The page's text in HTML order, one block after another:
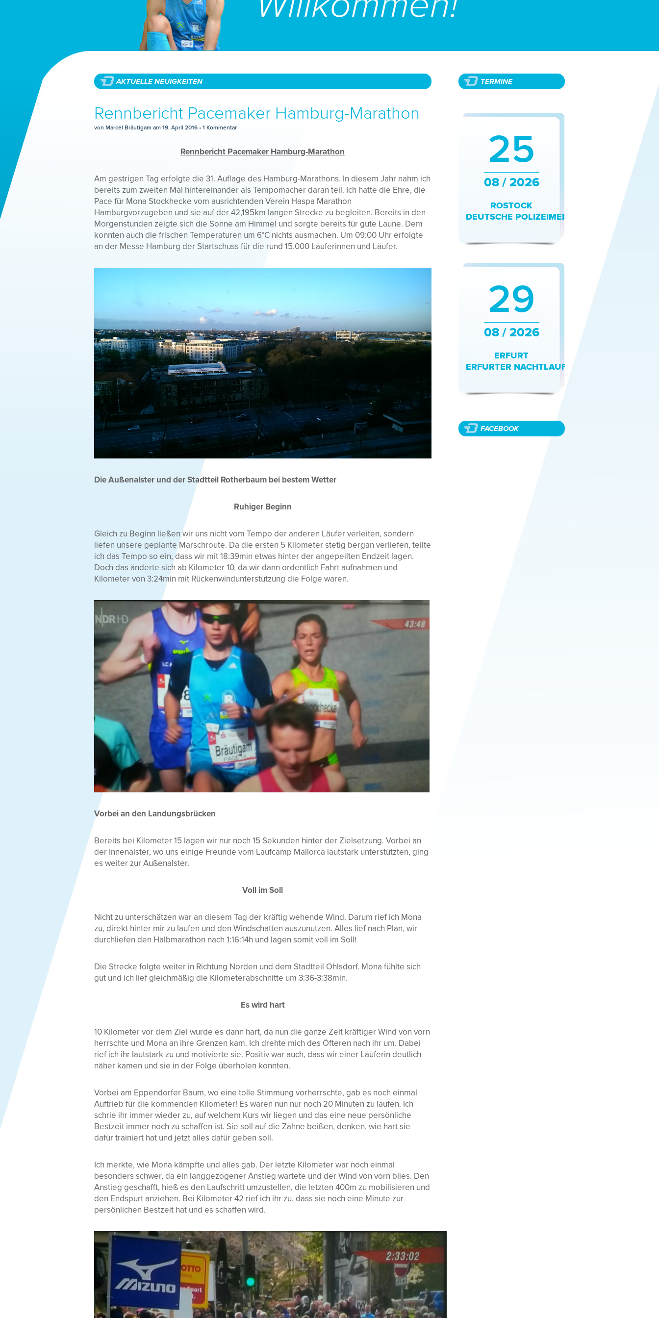
AKTUELLE NEUIGKEITEN
Rennbericht Pacemaker Hamburg-Marathon
von Marcel Bräutigam am 19. April 2016 • 1 Kommentar
Rennbericht Pacemaker Hamburg-Marathon
Am gestrigen Tag erfolgte die 31. Auflage des Hamburg-Marathons. In diesem Jahr nahm ich
bereits zum zweiten Mal hintereinander als Tempomacher daran teil. Ich hatte die Ehre, die
Pace für Mona Stockhecke vom ausrichtenden Verein Haspa Marathon
Hamburgvorzugeben und sie auf der 42,195km langen Strecke zu begleiten. Bereits in den
Morgenstunden zeigte sich die Sonne am Himmel und sorgte bereits für gute Laune. Dem
konnten auch die frischen Temperaturen um 6°C nichts ausmachen. Um 09:00 Uhr erfolgte
an der Messe Hamburg der Startschuss für die rund 15.000 Läuferinnen und Läufer.
Die Außenalster und der Stadtteil Rotherbaum bei bestem Wetter
Ruhiger Beginn
Gleich zu Beginn ließen wir uns nicht vom Tempo der anderen Läufer verleiten, sondern
liefen unsere geplante Marschroute. Da die ersten 5 Kilometer stetig bergan verliefen, teilte
ich das Tempo so ein, dass wir mit 18:39min etwas hinter der angepeilten Endzeit lagen.
Doch das änderte sich ab Kilometer 10, da wir dann ordentlich Fahrt aufnahmen und
Kilometer von 3:24min mit Rückenwindunterstützung die Folge waren.
Vorbei an den Landungsbrücken
Bereits bei Kilometer 15 lagen wir nur noch 15 Sekunden hinter der Zielsetzung. Vorbei an
der Innenalster, wo uns einige Freunde vom Laufcamp Mallorca lautstark unterstützten, ging
es weiter zur Außenalster.
Voll im Soll
Nicht zu unterschätzen war an diesem Tag der kräftig wehende Wind. Darum rief ich Mona
zu, direkt hinter mir zu laufen und den Windschatten auszunutzen. Alles lief nach Plan, wir
durchliefen den Halbmarathon nach 1:16:14h und lagen somit voll im Soll!
Die Strecke folgte weiter in Richtung Norden und dem Stadtteil Ohlsdorf. Mona fühlte sich
gut und ich lief gleichmäßig die Kilometerabschnitte um 3:36-3:38min.
Es wird hart
10 Kilometer vor dem Ziel wurde es dann hart, da nun die ganze Zeit kräftiger Wind von vorn
herrschte und Mona an ihre Grenzen kam. Ich drehte mich des Öfteren nach ihr um. Dabei
rief ich ihr lautstark zu und motivierte sie. Positiv war auch, dass wir einer Läuferin deutlich
näher kamen und sie in der Folge überholen konnten.
Vorbei am Eppendorfer Baum, wo eine tolle Stimmung vorherrschte, gab es noch einmal
Auftrieb für die kommenden Kilometer! Es waren nun nur noch 20 Minuten zu laufen. Ich
schrie ihr immer wieder zu, auf welchem Kurs wir liegen und das eine neue persönliche
Bestzeit immer noch zu schaffen ist. Sie soll auf die Zähne beißen, denken, wie hart sie
dafür trainiert hat und jetzt alles dafür geben soll.
Ich merkte, wie Mona kämpfte und alles gab. Der letzte Kilometer war noch einmal
besonders schwer, da ein langgezogener Anstieg wartete und der Wind von vorn blies. Den
Anstieg geschafft, hieß es den Laufschritt umzustellen, die letzten 400m zu mobilisieren und
den Endspurt anziehen. Bei Kilometer 42 rief ich ihr zu, dass sie noch eine Minute zur
persönlichen Bestzeit hat und es schaffen wird.
TERMINE
25
08 / 2026
ROSTOCK
DEUTSCHE POLIZEIMEISTERSCHAFTEN
29
08 / 2026
ERFURT
ERFURTER NACHTLAUF
FACEBOOK